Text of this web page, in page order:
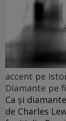
accent pe
Diamante pe
Ca și
de Charles